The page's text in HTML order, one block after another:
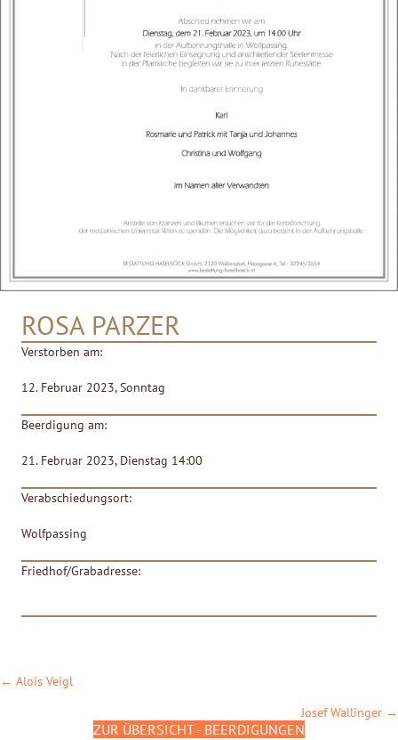
ROSA PARZER
Verstorben am:
12. Februar 2023, Sonntag
Beerdigung am:
21. Februar 2023, Dienstag 14:00
Verabschiedungsort:
Wolfpassing
Friedhof/Grabadresse:
POSTS
NAVIGATION
← Alois Veigl
Josef Wallinger →
ZUR ÜBERSICHT - BEERDIGUNGEN